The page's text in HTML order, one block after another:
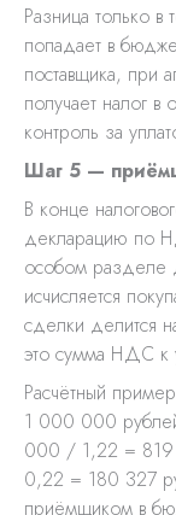
Разница только
попадает в
поставщика, при
получает налог в
контроль за
Шаг 5 —
В конце
декларацию по
особом разделе
исчисляется
сделки делится
это сумма НДС к
Расчётный
1 000 000
000 / 1,22 = 819
0,22 = 180 327
приёмщиком в